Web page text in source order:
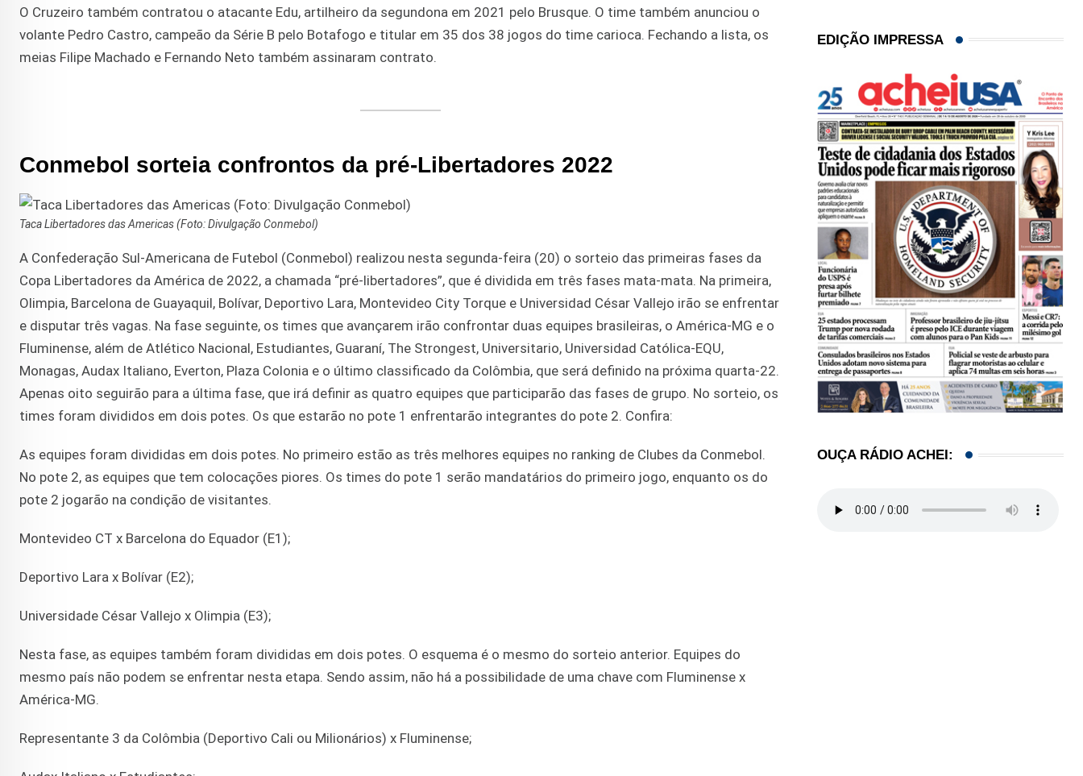
O Cruzeiro também contratou o atacante Edu, artilheiro da segundona em 2021 pelo Brusque. O time também anunciou o
volante Pedro Castro, campeão da Série B pelo Botafogo e titular em 35 dos 38 jogos do time carioca. Fechando a lista, os
meias Filipe Machado e Fernando Neto também assinaram contrato.
Conmebol sorteia confrontos da pré-Libertadores 2022
Taca Libertadores das Americas (Foto: Divulgação Conmebol)
A Confederação Sul-Americana de Futebol (Conmebol) realizou nesta segunda-feira (20) o sorteio das primeiras fases da
Copa Libertadores da América de 2022, a chamada “pré-libertadores”, que é dividida em três fases mata-mata. Na primeira,
Olimpia, Barcelona de Guayaquil, Bolívar, Deportivo Lara, Montevideo City Torque e Universidad César Vallejo irão se enfrentar
e disputar três vagas. Na fase seguinte, os times que avançarem irão confrontar duas equipes brasileiras, o América-MG e o
Fluminense, além de Atlético Nacional, Estudiantes, Guaraní, The Strongest, Universitario, Universidad Católica-EQU,
Monagas, Audax Italiano, Everton, Plaza Colonia e o último classificado da Colômbia, que será definido na próxima quarta-22.
Apenas oito seguirão para a última fase, que irá definir as quatro equipes que participarão das fases de grupo. No sorteio, os
times foram divididos em dois potes. Os que estarão no pote 1 enfrentarão integrantes do pote 2. Confira:
As equipes foram divididas em dois potes. No primeiro estão as três melhores equipes no ranking de Clubes da Conmebol.
No pote 2, as equipes que tem colocações piores. Os times do pote 1 serão mandatários do primeiro jogo, enquanto os do
pote 2 jogarão na condição de visitantes.
Montevideo CT x Barcelona do Equador (E1);
Deportivo Lara x Bolívar (E2);
Universidade César Vallejo x Olimpia (E3);
Nesta fase, as equipes também foram divididas em dois potes. O esquema é o mesmo do sorteio anterior. Equipes do
mesmo país não podem se enfrentar nesta etapa. Sendo assim, não há a possibilidade de uma chave com Fluminense x
América-MG.
Representante 3 da Colômbia (Deportivo Cali ou Milionários) x Fluminense;
EDIÇÃO IMPRESSA
OUÇA RÁDIO ACHEI: